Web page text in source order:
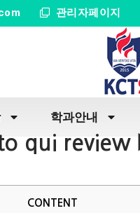
관리자페이지
학과안내
qui
CONTENT